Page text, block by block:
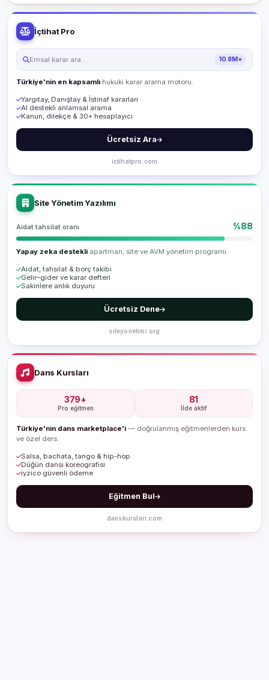
İçtihat Pro
Emsal karar ara… 10.8M+
Türkiye'nin en kapsamlı hukuki karar arama motoru.
Yargıtay, Danıştay & İstinaf kararları
AI destekli anlamsal arama
Kanun, dilekçe & 30+ hesaplayıcı
Ücretsiz Ara
ictihatpro.com
Site Yönetim Yazılımı
Aidat tahsilat oranı %88
Yapay zeka destekli apartman, site ve AVM yönetim programı.
Aidat, tahsilat & borç takibi
Gelir–gider ve karar defteri
Sakinlere anlık duyuru
Ücretsiz Dene
siteyonetimi.org
Dans Kursları
379+
Pro eğitmen
81
İlde aktif
Türkiye'nin dans marketplace'i — doğrulanmış eğitmenlerden kurs
ve özel ders.
Salsa, bachata, tango & hip-hop
Düğün dansı koreografisi
iyzico güvenli ödeme
Eğitmen Bul
danskurslari.com